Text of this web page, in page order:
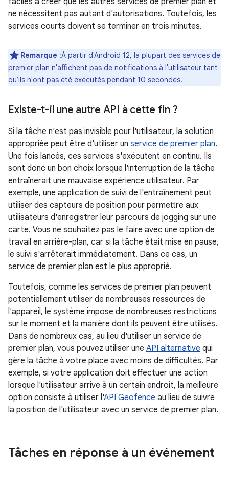
ne nécessitent pas autant d'autorisations. Toutefois, les
services courts doivent se terminer en trois minutes.
Remarque :À partir d'Android 12, la plupart des services de
premier plan n'affichent pas de notifications à l'utilisateur tant
qu'ils n'ont pas été exécutés pendant 10 secondes.
Existe-t-il une autre API à cette fin ?
Si la tâche n'est pas invisible pour l'utilisateur, la solution
appropriée peut être d'utiliser un service de premier plan.
Une fois lancés, ces services s'exécutent en continu. Ils
sont donc un bon choix lorsque l'interruption de la tâche
entraînerait une mauvaise expérience utilisateur. Par
exemple, une application de suivi de l'entraînement peut
utiliser des capteurs de position pour permettre aux
utilisateurs d'enregistrer leur parcours de jogging sur une
carte. Vous ne souhaitez pas le faire avec une option de
travail en arrière-plan, car si la tâche était mise en pause,
le suivi s'arrêterait immédiatement. Dans ce cas, un
service de premier plan est le plus approprié.
Toutefois, comme les services de premier plan peuvent
potentiellement utiliser de nombreuses ressources de
l'appareil, le système impose de nombreuses restrictions
sur le moment et la manière dont ils peuvent être utilisés.
Dans de nombreux cas, au lieu d'utiliser un service de
premier plan, vous pouvez utiliser une API alternative qui
gère la tâche à votre place avec moins de difficultés. Par
exemple, si votre application doit effectuer une action
lorsque l'utilisateur arrive à un certain endroit, la meilleure
option consiste à utiliser l'API Geofence au lieu de suivre
la position de l'utilisateur avec un service de premier plan.
Tâches en réponse à un événement